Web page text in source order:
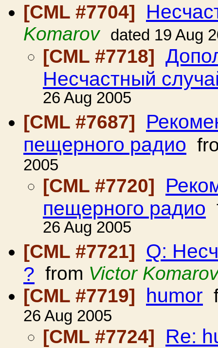
[CML #7704]
Komarov dated 19 Aug
[CML #7718]
Несчастный
26 Aug 2005
[CML #7687]
пещерного радио
2005
[CML #7720]
пещерного радио
26 Aug 2005
[CML #7721]
Q:
? from Victor
[CML #7719]
humor
26 Aug 2005
[CML #7724] Re: